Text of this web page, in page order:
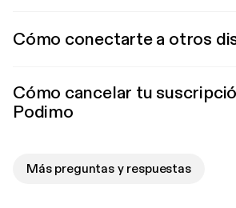
Cómo conectarte a otros
Cómo cancelar tu
Podimo
Más preguntas y respuestas